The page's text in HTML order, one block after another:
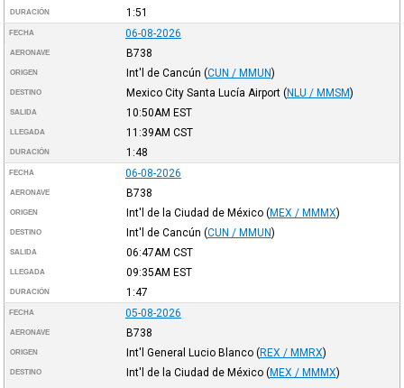
DURACIÓN 1:51
FECHA 06-08-2026
AERONAVE B738
ORIGEN Int'l de Cancún (CUN / MMUN)
DESTINO Mexico City Santa Lucía Airport (NLU / MMSM)
SALIDA 10:50AM EST
LLEGADA 11:39AM CST
DURACIÓN 1:48
FECHA 06-08-2026
AERONAVE B738
ORIGEN Int'l de la Ciudad de México (MEX / MMMX)
DESTINO Int'l de Cancún (CUN / MMUN)
SALIDA 06:47AM CST
LLEGADA 09:35AM EST
DURACIÓN 1:47
FECHA 05-08-2026
AERONAVE B738
ORIGEN Int'l General Lucio Blanco (REX / MMRX)
DESTINO Int'l de la Ciudad de México (MEX / MMMX)